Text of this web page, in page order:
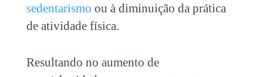
sedentarismo ou à diminuição da prática
de atividade física.
Resultando no aumento de